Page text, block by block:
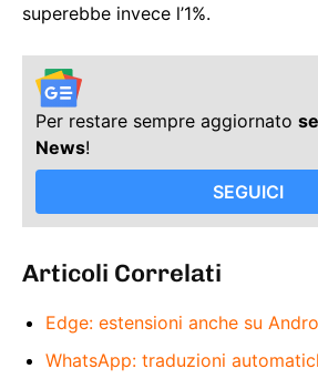
superebbe invece l’1%.
Per restare sempre aggiornato
News!
SEGUICI
Articoli Correlati
Edge: estensioni anche su
WhatsApp: traduzioni